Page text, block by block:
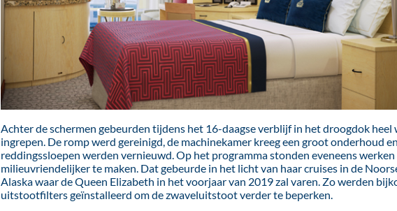
Achter de schermen gebeurden tijdens het 16-daagse verblijf in het droogdok heel
ingrepen. De romp werd gereinigd, de machinekamer kreeg een groot onderhoud
reddingssloepen werden vernieuwd. Op het programma stonden eveneens
milieuvriendelijker te maken. Dat gebeurde in het licht van haar cruises in de
Alaska waar de Queen Elizabeth in het voorjaar van 2019 zal varen. Zo werden
uitstootfilters geïnstalleerd om de zwaveluitstoot verder te beperken.